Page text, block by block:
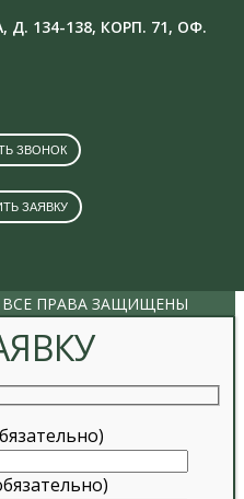
134-138, КОРП. 71, ОФ.
ЗВОНОК
ЗАЯВКУ
ВСЕ ПРАВА ЗАЩИЩЕНЫ